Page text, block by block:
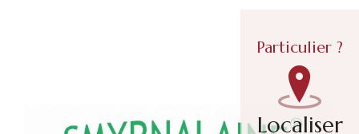
Particulier ?
Localiser